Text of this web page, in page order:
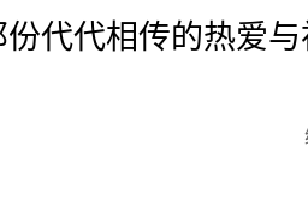
代代相传的热爱